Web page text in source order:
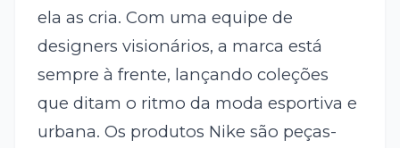
ela as cria. Com uma equipe de
designers visionários, a marca está
sempre à frente, lançando coleções
que ditam o ritmo da moda esportiva e
urbana. Os produtos Nike são peças-